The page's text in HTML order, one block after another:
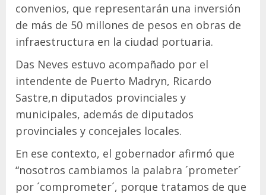
convenios, que representarán una inversión
de más de 50 millones de pesos en obras de
infraestructura en la ciudad portuaria.
Das Neves estuvo acompañado por el
intendente de Puerto Madryn, Ricardo
Sastre,n diputados provinciales y
municipales, además de diputados
provinciales y concejales locales.
En ese contexto, el gobernador afirmó que
“nosotros cambiamos la palabra ´prometer´
por ´comprometer´, porque tratamos de que